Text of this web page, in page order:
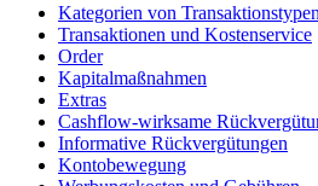
Kategorien von Transaktionstypen
Transaktionen und Kostenservice
Order
Kapitalmaßnahmen
Extras
Cashflow-wirksame
Informative Rückvergütungen
Kontobewegung